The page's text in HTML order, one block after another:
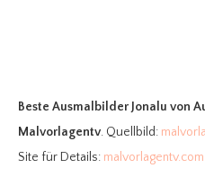
Beste Ausmalbilder Jonalu von
Malvorlagentv. Quellbild:
Site für Details: malvorlagentv.com